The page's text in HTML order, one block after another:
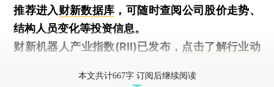
推荐进入财新数据库 ，可随时查阅公司股价走势、
结构人员变化等投资信息。
财新机器人产业指数(RII)已发布， 点击了解行业动
本文共计667字 订阅后继续阅读